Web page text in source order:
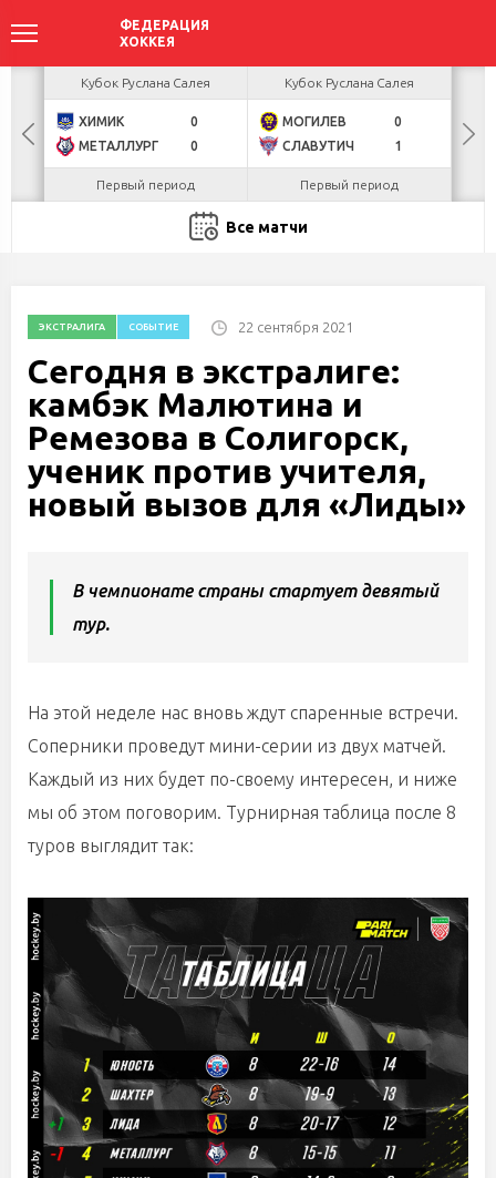
БУЛ
Кубок Руслана Салея
ХИМИК
0
МЕТАЛЛУРГ
0
Первый период
Кубок Руслана Салея
МОГИЛЕВ
0
СЛАВУТИЧ
1
Первый период
Все матчи
ЭКСТРАЛИГА СОБЫТИЕ 22 сентября 2021
Сегодня в экстралиге:
камбэк Малютина и
Ремезова в Солигорск,
ученик против учителя,
новый вызов для «Лиды»
В чемпионате страны стартует девятый
тур.
На этой неделе нас вновь ждут спаренные встречи.
Соперники проведут мини-серии из двух матчей.
Каждый из них будет по-своему интересен, и ниже
мы об этом поговорим. Турнирная таблица после 8
туров выглядит так: